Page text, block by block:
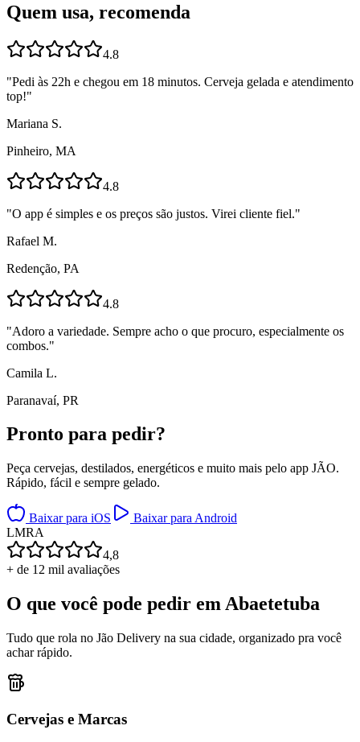
Quem usa, recomenda
4.8
"Pedi às 22h e chegou em 18 minutos. Cerveja gelada e atendimento
top!"
Mariana S.
Pinheiro, MA
4.8
"O app é simples e os preços são justos. Virei cliente fiel."
Rafael M.
Redenção, PA
4.8
"Adoro a variedade. Sempre acho o que procuro, especialmente os
combos."
Camila L.
Paranavaí, PR
Pronto para pedir?
Peça cervejas, destilados, energéticos e muito mais pelo app JÃO.
Rápido, fácil e sempre gelado.
Baixar para iOS
Baixar para Android
LMRA
4,8
+ de 12 mil avaliações
O que você pode pedir emAbaetetuba
Tudo que rola no Jão Delivery na sua cidade, organizado pra você
achar rápido.
Cervejas e Marcas